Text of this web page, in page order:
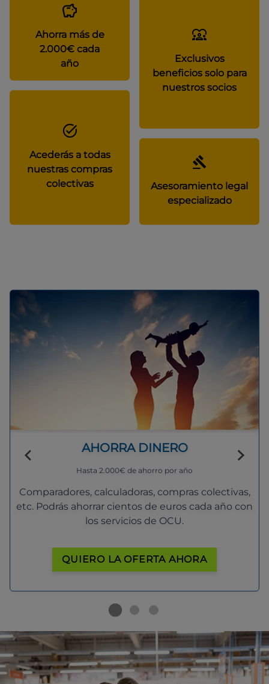
Ahorra más de
2.000€ cada
año
Exclusivos
beneficios solo para
nuestros socios
Acederás a todas
nuestras compras
colectivas
Asesoramiento legal
especializado
AHORRA DINERO
Hasta 2.000€ de ahorro por año
Comparadores, calculadoras, compras colectivas,
etc. Podrás ahorrar cientos de euros cada año con
los servicios de OCU.
QUIERO LA OFERTA AHORA